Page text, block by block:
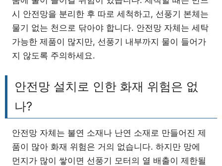
시 안전망을 분리한 후 따로 세척하고, 선풍기 본체는
물기 없는 천으로 닦아야 합니다. 안전망 자체는 세탁
가능한 제품이 많지만, 선풍기 내부까지 물이 들어가
지 않도록 주의하세요.
안전망 설치로 인한 화재 위험은 없
나?
안전망 자체는 불연 소재나 난연 소재로 만들어진 제
품이 많아 화재 위험은 거의 없습니다. 하지만 망에
먼지가 많이 쌓이면 선풍기 모터의 열 배출이 제한될